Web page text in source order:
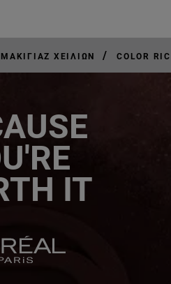
ΜΑΚΙΓΙΆΖ ΧΕΙΛΙΏΝ / COLOR
IT